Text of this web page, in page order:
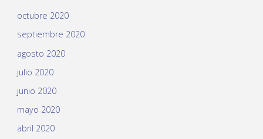
octubre 2020
septiembre 2020
agosto 2020
julio 2020
junio 2020
mayo 2020
abril 2020